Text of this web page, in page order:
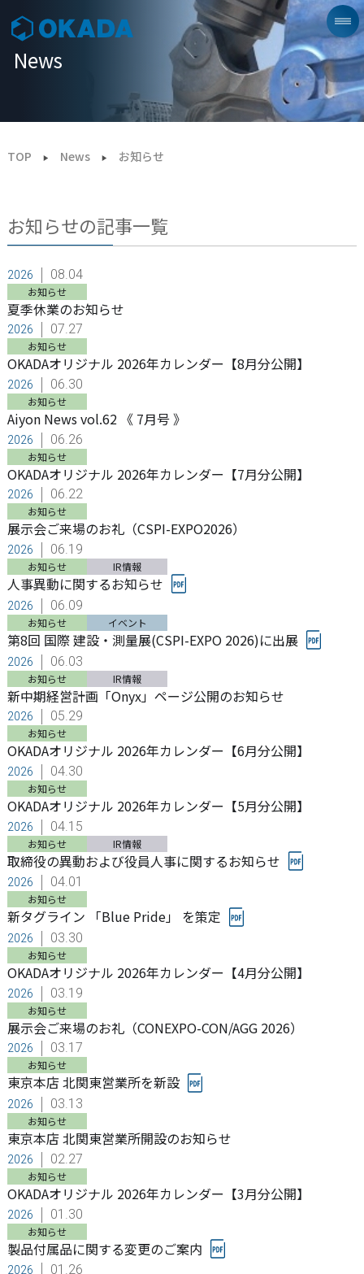
News
TOP News お知らせ
お知らせの記事一覧
2026 08.04
お知らせ
夏季休業のお知らせ
2026 07.27
お知らせ
OKADAオリジナル 2026年カレンダー【8月分公開】
2026 06.30
お知らせ
Aiyon News vol.62 《 7月号 》
2026 06.26
お知らせ
OKADAオリジナル 2026年カレンダー【7月分公開】
2026 06.22
お知らせ
展示会ご来場のお礼（CSPI-EXPO2026）
2026 06.19
お知らせ IR情報
人事異動に関するお知らせ
2026 06.09
お知らせ イベント
第8回 国際 建設・測量展(CSPI-EXPO 2026)に出展
2026 06.03
お知らせ IR情報
新中期経営計画「Onyx」ページ公開のお知らせ
2026 05.29
お知らせ
OKADAオリジナル 2026年カレンダー【6月分公開】
2026 04.30
お知らせ
OKADAオリジナル 2026年カレンダー【5月分公開】
2026 04.15
お知らせ IR情報
取締役の異動および役員人事に関するお知らせ
2026 04.01
お知らせ
新タグライン 「Blue Pride」 を策定
2026 03.30
お知らせ
OKADAオリジナル 2026年カレンダー【4月分公開】
2026 03.19
お知らせ
展示会ご来場のお礼（CONEXPO-CON/AGG 2026）
2026 03.17
お知らせ
東京本店 北関東営業所を新設
2026 03.13
お知らせ
東京本店 北関東営業所開設のお知らせ
2026 02.27
お知らせ
OKADAオリジナル 2026年カレンダー【3月分公開】
2026 01.30
お知らせ
製品付属品に関する変更のご案内
2026 01.26